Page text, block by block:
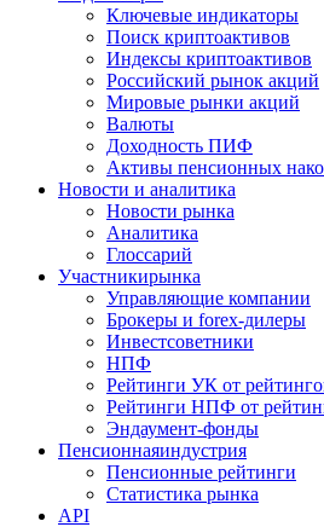
Ключевые индикаторы
Поиск криптоактивов
Индексы криптоактивов
Российский рынок акций
Мировые рынки акций
Валюты
Доходность ПИФ
Активы пенсионных
Новости и аналитика
Новости рынка
Аналитика
Глоссарий
Участникирынка
Управляющие компании
Брокеры и forex-дилеры
Инвестсоветники
НПФ
Рейтинги УК от
Рейтинги НПФ от
Эндаумент-фонды
Пенсионнаяиндустрия
Пенсионные рейтинги
Статистика рынка
API